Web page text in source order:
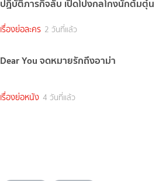
ปฏิบัติภารกิจลับ เปิดโปงกลโกงนักต้มตุ๋น
เรื่องย่อละคร 2 วันที่แล้ว
Dear You จดหมายรักถึงอาม่า
เรื่องย่อหนัง 4 วันที่แล้ว